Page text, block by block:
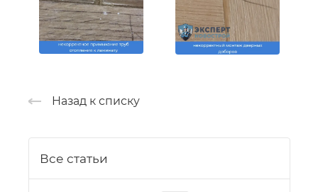
Назад к списку
Все статьи